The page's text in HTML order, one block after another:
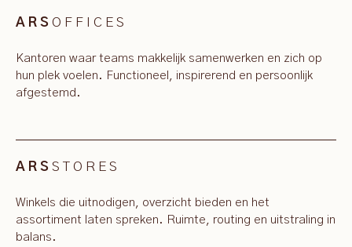
ARS OFFICES
Kantoren waar teams makkelijk samenwerken en zich op
hun plek voelen. Functioneel, inspirerend en persoonlijk
afgestemd.
ARS STORES
Winkels die uitnodigen, overzicht bieden en het
assortiment laten spreken. Ruimte, routing en uitstraling in
balans.